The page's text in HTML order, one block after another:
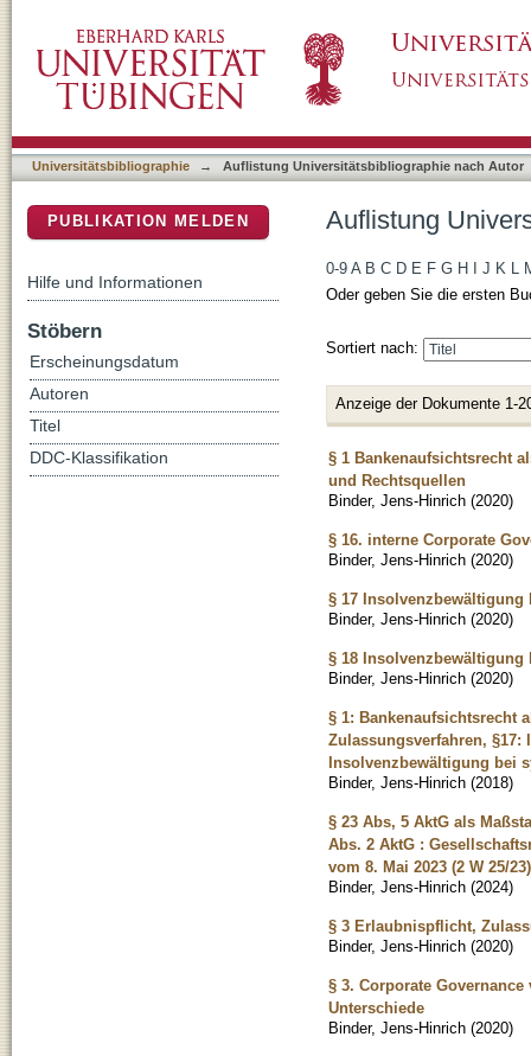
Universitätsbibliographie → Auflistung Universitätsbibliographie nach Autor
Auflistung
0-9 A B C D E F G H J K L
Oder geben Sie die ersten
Sortiert nach:
Anzeige der Dokumente 1-
§ 1 Bankenaufsichtsrecht
und Rechtsquellen
Binder, Jens-Hinrich (2020)
§ 16. interne Corporate
Binder, Jens-Hinrich (2020)
§ 17 Insolvenzbewältigung
Binder, Jens-Hinrich (2020)
§ 18 Insolvenzbewältigung
Binder, Jens-Hinrich (2020)
§ 1: Bankenaufsichtsrecht
Zulassungsverfahren, §17:
Insolvenzbewältigung bei
Binder, Jens-Hinrich (2018)
§ 23 Abs, 5 AktG als
Abs. 2 AktG :
vom 8. Mai 2023 (2 W 25/
Binder, Jens-Hinrich (2024)
§ 3 Erlaubnispflicht,
Binder, Jens-Hinrich (2020)
§ 3. Corporate
Unterschiede
Binder, Jens-Hinrich (2020)
PUBLIKATION MELDEN
Hilfe und Informationen
Stöbern
Erscheinungsdatum
Autoren
Titel
DDC-Klassifikation